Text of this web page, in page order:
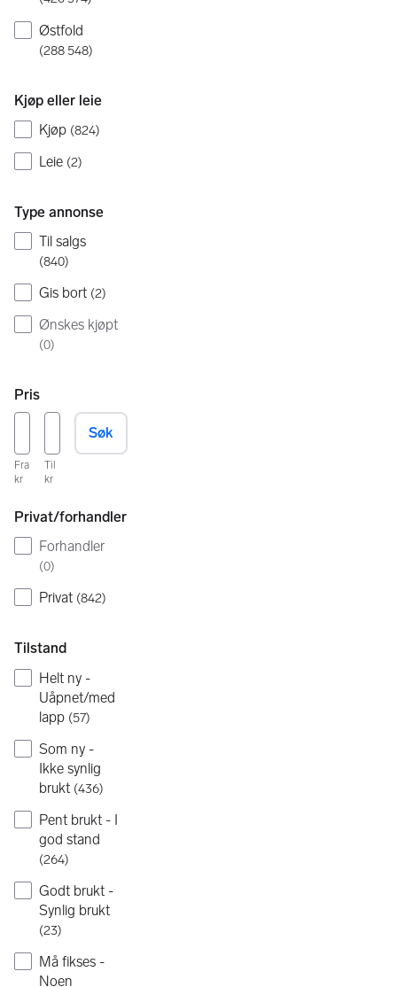
Østfold
(288 548)
Kjøp eller leie
Kjøp (824)
Leie (2)
Type annonse
Til salgs
(840)
Gis bort (2)
Ønskes kjøpt
(0)
Pris
Fra
kr
Til
kr
Søk
Privat/forhandler
Forhandler
(0)
Privat (842)
Tilstand
Helt ny -
Uåpnet/med
lapp (57)
Som ny -
Ikke synlig
brukt (436)
Pent brukt - I
god stand
(264)
Godt brukt -
Synlig brukt
(23)
Må fikses -
Noen